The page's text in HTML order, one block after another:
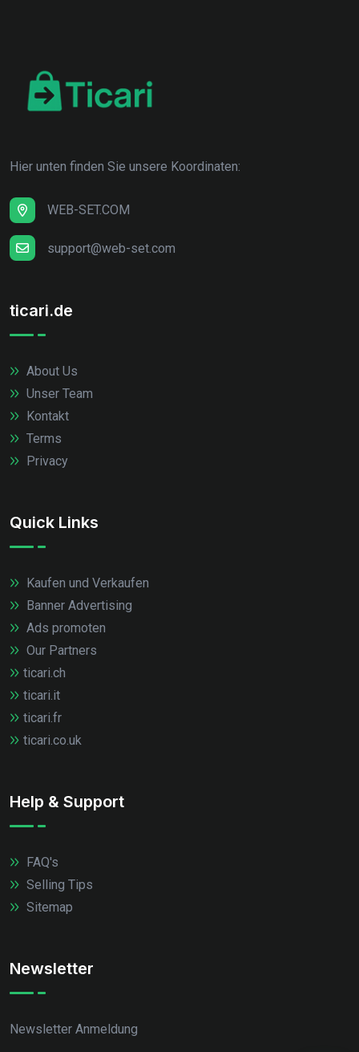
Hier unten finden Sie unsere Koordinaten:
WEB-SET.COM
support@web-set.com
ticari.de
About Us
Unser Team
Kontakt
Terms
Privacy
Quick Links
Kaufen und Verkaufen
Banner Advertising
Ads promoten
Our Partners
ticari.ch
ticari.it
ticari.fr
ticari.co.uk
Help & Support
FAQ's
Selling Tips
Sitemap
Newsletter
Newsletter Anmeldung